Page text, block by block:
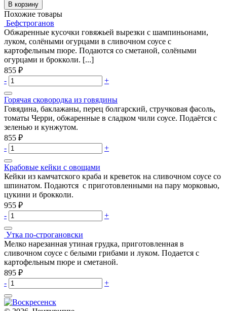
В корзину
Похожие товары
Бефстроганов
Обжаренные кусочки говяжьей вырезки с шампиньонами,
луком, солёными огурцами в сливочном соусе с
картофельным пюре. Подаются со сметаной, солёными
огурцами и брокколи. [...]
855 ₽
-
+
Горячая сковородка из говядины
Говядина, баклажаны, перец болгарский, стручковая фасоль,
томаты Черри, обжаренные в сладком чили соусе. Подаётся с
зеленью и кунжутом.
855 ₽
-
+
Крабовые кейки с овощами
Кейки из камчатского краба и креветок на сливочном соусе со
шпинатом. Подаются с приготовленными на пару морковью,
цукини и брокколи.
955 ₽
-
+
Утка по-строгановски
Мелко нарезанная утиная грудка, приготовленная в
сливочном соусе с белыми грибами и луком. Подается с
картофельным пюре и сметаной.
895 ₽
-
+